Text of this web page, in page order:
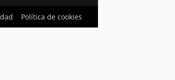
Política de cookies